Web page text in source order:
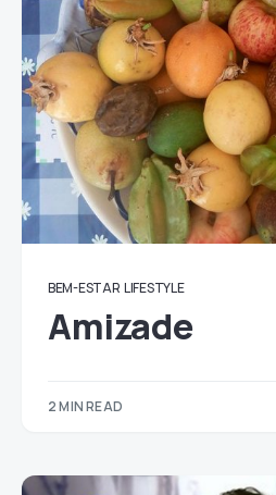
BEM-ESTAR LIFESTYLE
Amizade
2 MIN READ